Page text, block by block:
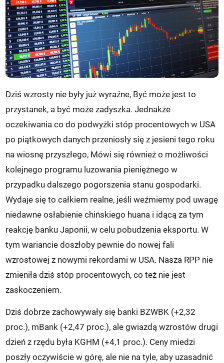
Dziś wzrosty nie były już wyraźne, Być może jest to
przystanek, a być może zadyszka. Jednakże
oczekiwania co do podwyżki stóp procentowych w USA
po piątkowych danych przeniosły się z jesieni tego roku
na wiosnę przyszłego, Mówi się również o możliwości
kolejnego programu luzowania pieniężnego w
przypadku dalszego pogorszenia stanu gospodarki.
Wydaje się to całkiem realne, jeśli weźmiemy pod uwagę
niedawne osłabienie chińskiego huana i idącą za tym
reakcję banku Japonii, w celu pobudzenia eksportu. W
tym wariancie doszłoby pewnie do nowej fali
wzrostowej z nowymi rekordami w USA. Nasza RPP nie
zmieniła dziś stóp procentowych, co też nie jest
zaskoczeniem.
Dziś dobrze zachowywały się banki BZWBK (+2,32
proc.), mBank (+2,47 proc.), ale gwiazdą wzrostów drugi
dzień z rzędu była KGHM (+4,1 proc.). Ceny miedzi
poszły oczywiście w górę, ale nie na tyle, aby uzasadnić